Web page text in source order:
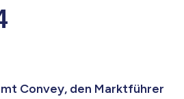
Convey, den Marktführer